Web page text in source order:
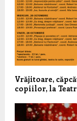
Vrăjitoare,
copiilor, la